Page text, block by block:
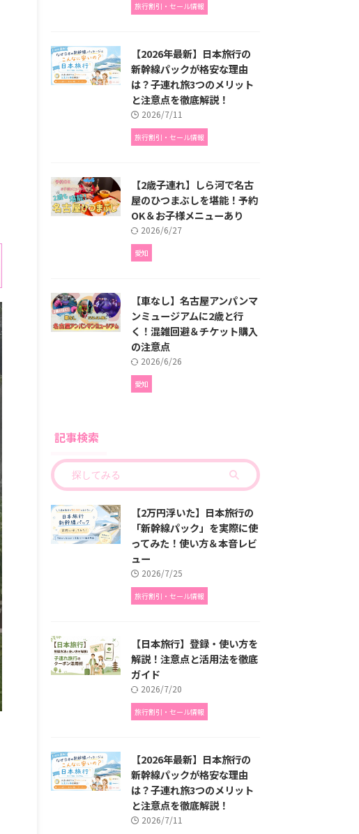
旅行割引・セール情報
【2026年最新】日本旅行の
新幹線パックが格安な理由
は？子連れ旅3つのメリット
と注意点を徹底解説！
2026/7/11
旅行割引・セール情報
【2歳子連れ】しら河で名古
屋のひつまぶしを堪能！予約
OK＆お子様メニューあり
2026/6/27
愛知
【車なし】名古屋アンパンマ
ンミュージアムに2歳と行
く！混雑回避＆チケット購入
の注意点
2026/6/26
愛知
記事検索
【2万円浮いた】日本旅行の
「新幹線パック」を実際に使
ってみた！使い方＆本音レビ
ュー
2026/7/25
旅行割引・セール情報
【日本旅行】登録・使い方を
解説！注意点と活用法を徹底
ガイド
2026/7/20
旅行割引・セール情報
【2026年最新】日本旅行の
新幹線パックが格安な理由
は？子連れ旅3つのメリット
と注意点を徹底解説！
2026/7/11